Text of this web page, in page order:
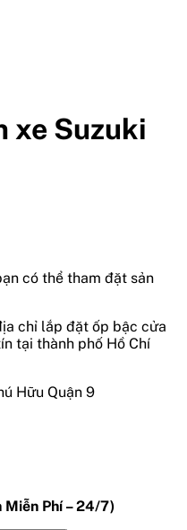
xe Suzuki
có thể tham đặt sản
chỉ lắp đặt ốp bậc cửa
tại thành phố Hồ Chí
Hữu Quận 9
Miễn Phí – 24/7)